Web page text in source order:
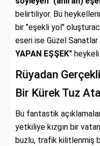
belirtiliyor. Bu
bir "eşekli yol"
eseri ise Güzel Sanatlar
YAPAN EŞŞEK" heykeli
Rüyadan
Bir Kürek Tuz
Bu fantastik
yetkiliye kızgın bir
buzlu, trafik kilitlenmiş